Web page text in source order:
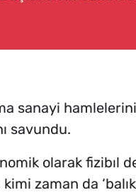
sanayi
savundu.
olarak fizibıl
zaman da